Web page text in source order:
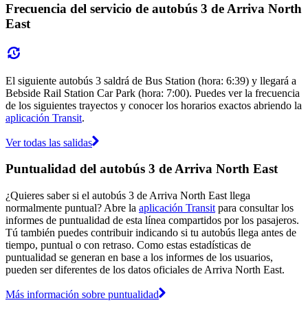
Frecuencia del servicio de autobús 3 de Arriva North
East
El siguiente autobús 3 saldrá de Bus Station (hora: 6:39) y llegará a
Bebside Rail Station Car Park (hora: 7:00). Puedes ver la frecuencia
de los siguientes trayectos y conocer los horarios exactos abriendo la
aplicación Transit.
Ver todas las salidas
Puntualidad del autobús 3 de Arriva North East
¿Quieres saber si el autobús 3 de Arriva North East llega
normalmente puntual? Abre la aplicación Transit para consultar los
informes de puntualidad de esta línea compartidos por los pasajeros.
Tú también puedes contribuir indicando si tu autobús llega antes de
tiempo, puntual o con retraso. Como estas estadísticas de
puntualidad se generan en base a los informes de los usuarios,
pueden ser diferentes de los datos oficiales de Arriva North East.
Más información sobre puntualidad